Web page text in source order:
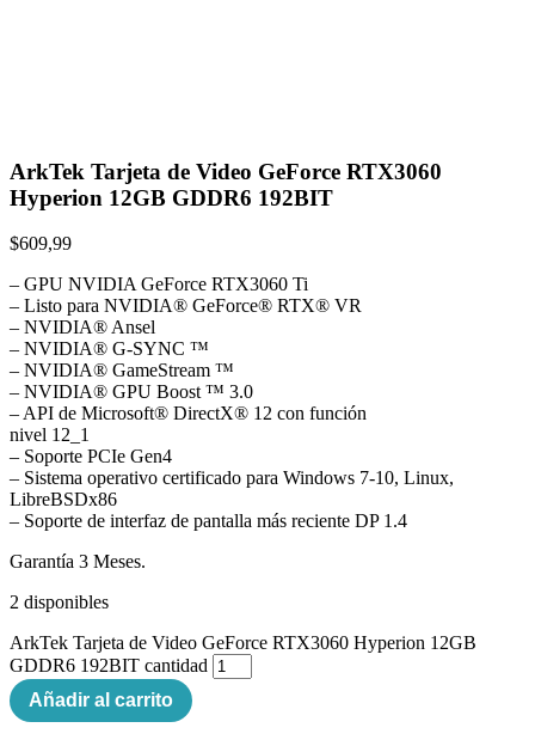
ArkTek Tarjeta de Video GeForce RTX3060
Hyperion 12GB GDDR6 192BIT
$609,99
– GPU NVIDIA GeForce RTX3060 Ti
– Listo para NVIDIA® GeForce® RTX® VR
– NVIDIA® Ansel
– NVIDIA® G-SYNC ™
– NVIDIA® GameStream ™
– NVIDIA® GPU Boost ™ 3.0
– API de Microsoft® DirectX® 12 con función
nivel 12_1
– Soporte PCIe Gen4
– Sistema operativo certificado para Windows 7-10, Linux,
LibreBSDx86
– Soporte de interfaz de pantalla más reciente DP 1.4
Garantía 3 Meses.
2 disponibles
ArkTek Tarjeta de Video GeForce RTX3060 Hyperion 12GB
GDDR6 192BIT cantidad
Añadir al carrito